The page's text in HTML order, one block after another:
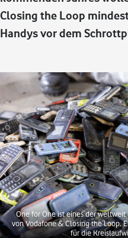
Closing the Loop
Handys vor dem
One for One ist eines der
von Vodafone & Closing the Loop.
für die